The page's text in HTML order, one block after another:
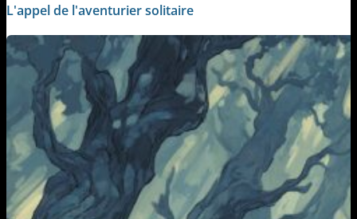
L'appel de l'aventurier solitaire